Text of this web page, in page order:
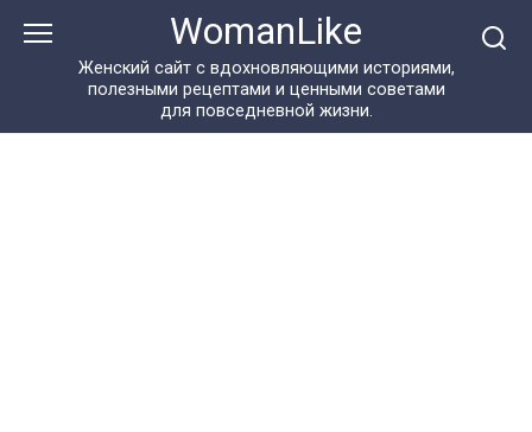
WomanLike
Женский сайт с вдохновляющими историями,
полезными рецептами и ценными советами
для повседневной жизни.